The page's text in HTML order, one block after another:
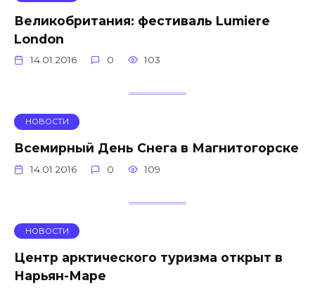
Великобритания: фестиваль Lumiere
London
14.01.2016 0 103
НОВОСТИ
Всемирный День Снега в Магнитогорске
14.01.2016 0 109
НОВОСТИ
Центр арктического туризма открыт в
Нарьян-Маре